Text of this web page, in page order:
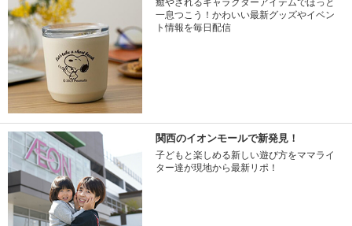
癒やされるキャラクターアイテムでほっと
一息つこう！かわいい最新グッズやイベン
ト情報を毎日配信
関西のイオンモールで新発見！
子どもと楽しめる新しい遊び方をママライ
ター達が現地から最新リポ！